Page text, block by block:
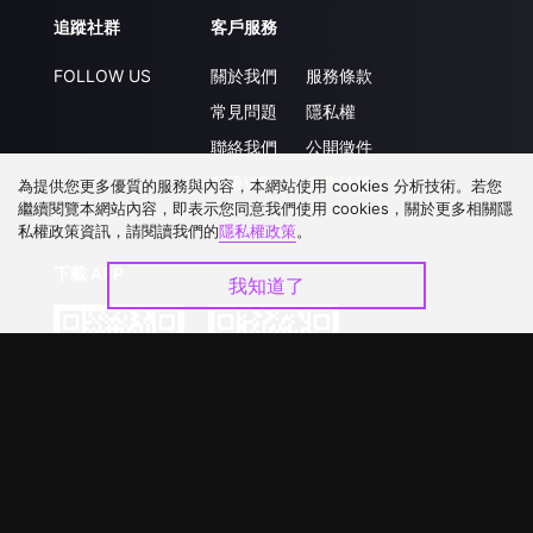
追蹤社群
FOLLOW US
客戶服務
關於我們
常見問題
聯絡我們
升級VIP
服務條款
隱私權
公開徵件
合作洽談
為提供您更多優質的服務與內容，本網站使用 cookies 分析技術。若您
繼續閱覽本網站內容，即表示您同意我們使用 cookies，關於更多相關隱
私權政策資訊，請閱讀我們的隱私權政策。
我知道了